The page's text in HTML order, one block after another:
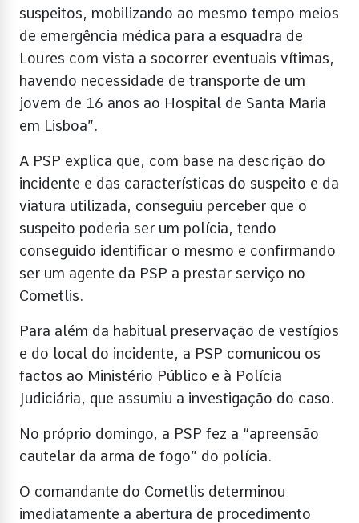
suspeitos, mobilizando ao mesmo tempo meios
de emergência médica para a esquadra de
Loures com vista a socorrer eventuais vítimas,
havendo necessidade de transporte de um
jovem de 16 anos ao Hospital de Santa Maria
em Lisboa”.
A PSP explica que, com base na descrição do
incidente e das características do suspeito e da
viatura utilizada, conseguiu perceber que o
suspeito poderia ser um polícia, tendo
conseguido identificar o mesmo e confirmando
ser um agente da PSP a prestar serviço no
Cometlis.
Para além da habitual preservação de vestígios
e do local do incidente, a PSP comunicou os
factos ao Ministério Público e à Polícia
Judiciária, que assumiu a investigação do caso.
No próprio domingo, a PSP fez a “apreensão
cautelar da arma de fogo” do polícia.
O comandante do Cometlis determinou
imediatamente a abertura de procedimento